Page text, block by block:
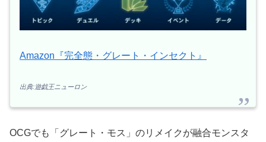
Amazon『完全態・グレート・インセクト』
出典:遊戯王ニューロン
OCGでも「グレート・モス」のリメイクが融合モンスタ